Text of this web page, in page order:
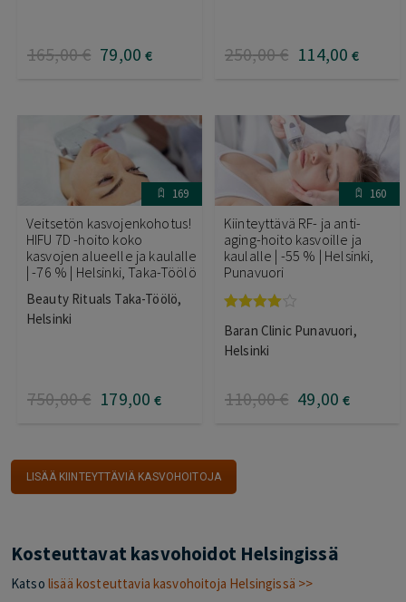
165,00€ 79,00 € 250,00€ 114,00 €
169
Veitsetön kasvojenkohotus!
HIFU 7D -hoito koko
kasvojen alueelle ja kaulalle
| -76 % | Helsinki, Taka-Töölö
Beauty Rituals Taka-Töölö,
Helsinki
750,00€ 179,00 €
160
Kiinteyttävä RF- ja anti-
aging-hoito kasvoille ja
kaulalle | -55 % | Helsinki,
Punavuori
tuotteesta:
4.00/ 5
Baran Clinic Punavuori,
Helsinki
110,00€ 49,00 €
LISÄÄ KIINTEYTTÄVIÄ KASVOHOITOJA
Kosteuttavat kasvohoidot Helsingissä
Katso lisää kosteuttavia kasvohoitoja Helsingissä >>